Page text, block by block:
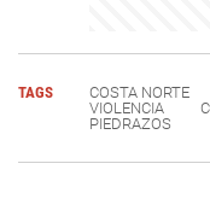
TAGS COSTA NORTE
VIOLENCIA
PIEDRAZOS